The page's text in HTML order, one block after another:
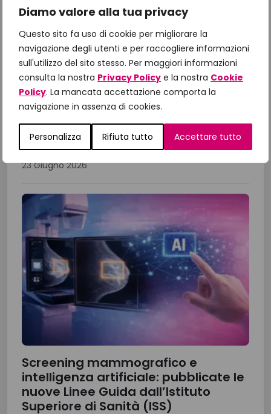
Diamo valore alla tua privacy
Questo sito fa uso di cookie per migliorare la
navigazione degli utenti e per raccogliere informazioni
sull'utilizzo del sito stesso. Per maggiori informazioni
consulta la nostra Privacy Policy e la nostra Cookie
Policy. La mancata accettazione comporta la
navigazione in assenza di cookies.
Personalizza Rifiuta tutto Accettare tutto
Il Manifesto di Fondazione
IncontraDonna: dalle priorità alle
azioni, il confronto con le Istituzioni
per gli obiettivi 2026
A un anno dalla presentazione del Manifesto
“Un impegno per la Salute 2025-2027”,
Fondazione IncontraDonna ha riunito istituzioni,
comunità scientifica, associazioni di...
23 Giugno 2026
Screening mammografico e
intelligenza artificiale: pubblicate le
nuove Linee Guida dall’Istituto
Superiore di Sanità (ISS)